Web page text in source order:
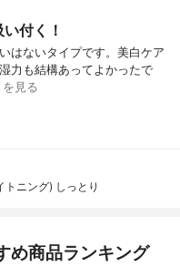
付く！
はないタイプです。美白ケア
力も結構あってよかったで
見る
トニング) しっとり
め商品ランキング